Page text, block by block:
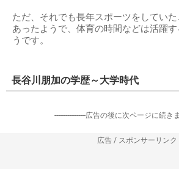
ただ、それでも長年スポーツをしてい
あったようで、体育の時間などは活躍
うです。
長谷川朋加の学歴～大学時代
-----------------広告の後に次ページに続きま
広告 / スポンサーリンク